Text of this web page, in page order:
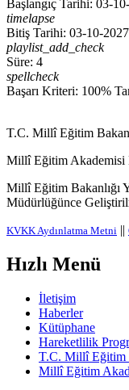
Başlangıç Tarihi: 03-
timelapse
Bitiş Tarihi: 03-10-
playlist_add_check
Süre: 4
spellcheck
Başarı Kriteri: 100%
T.C. Millî Eğitim
Millî Eğitim Akademisi
Millî Eğitim Bakanlığı
Müdürlüğünce
KVKK Aydınlatma Metni ||
Hızlı Menü
İletişim
Haberler
Kütüphane
Hareketlilik
T.C. Millî Eğitim
Millî Eğitim